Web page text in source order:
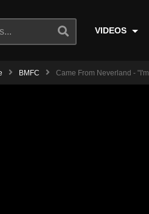
VIDEOS
BMFC Came From Neverland -